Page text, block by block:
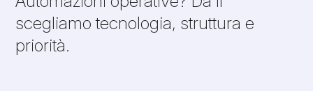
scegliamo tecnologia, struttura e
priorità.